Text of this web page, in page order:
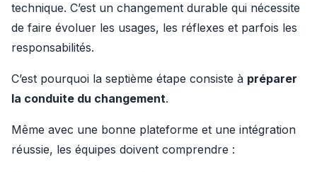
technique. C’est un changement durable qui nécessite
de faire évoluer les usages, les réflexes et parfois les
responsabilités.
C’est pourquoi la septième étape consiste à préparer
la conduite du changement.
Même avec une bonne plateforme et une intégration
réussie, les équipes doivent comprendre :